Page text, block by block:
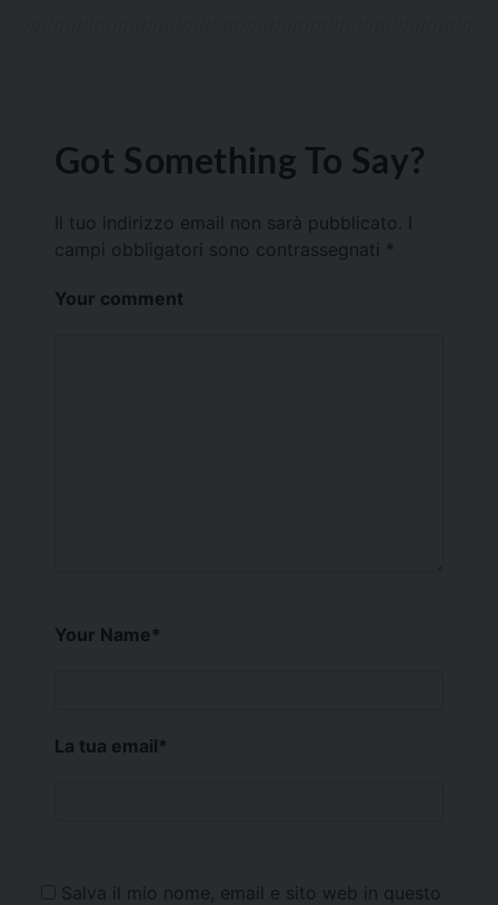
Got Something To Say?
Il tuo indirizzo email non sarà pubblicato.
campi obbligatori sono contrassegnati *
Your comment
Your Name*
La tua email*
Salva il mio nome, email e sito web in questo